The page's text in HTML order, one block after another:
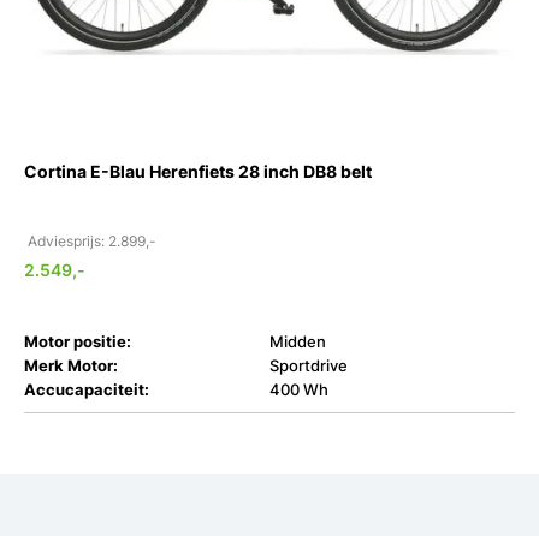
Cortina E-Blau Herenfiets 28 inch DB8 belt
Adviesprijs: 2.899,-
2.549,-
Motor positie:
Midden
Merk Motor:
Sportdrive
Accucapaciteit:
400 Wh